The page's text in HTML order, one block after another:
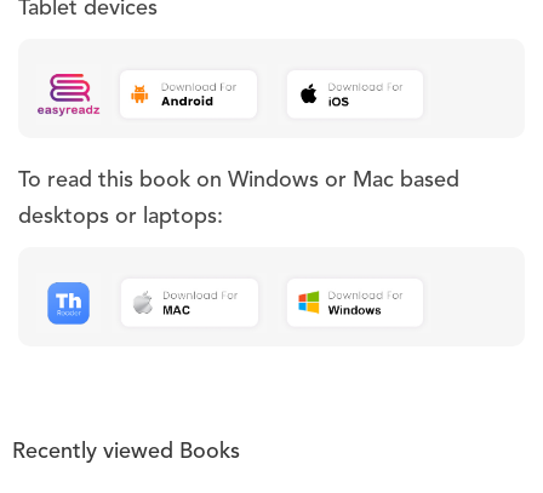
Tablet devices
To read this book on Windows or Mac based
desktops or laptops:
Recently viewed Books